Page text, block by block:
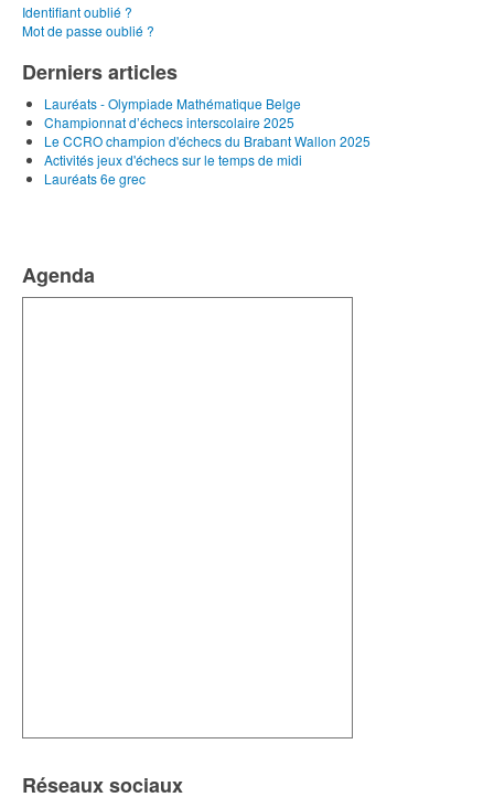
Identifiant oublié ?
Mot de passe oublié ?
Derniers articles
Lauréats - Olympiade Mathématique Belge
Championnat d’échecs interscolaire 2025
Le CCRO champion d'échecs du Brabant Wallon 2025
Activités jeux d'échecs sur le temps de midi
Lauréats 6e grec
Agenda
Réseaux sociaux